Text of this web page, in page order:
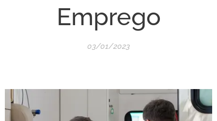
Emprego
03/01/2023